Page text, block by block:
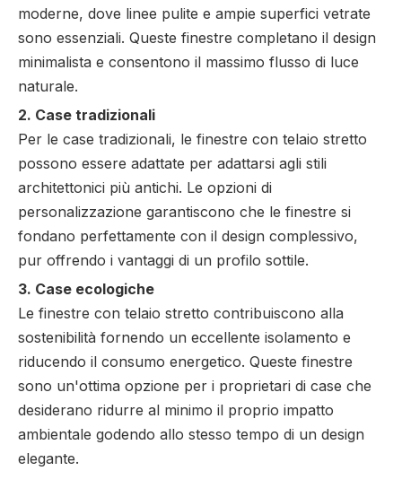
moderne, dove linee pulite e ampie superfici vetrate
sono essenziali. Queste finestre completano il design
minimalista e consentono il massimo flusso di luce
naturale.
2. Case tradizionali
Per le case tradizionali, le finestre con telaio stretto
possono essere adattate per adattarsi agli stili
architettonici più antichi. Le opzioni di
personalizzazione garantiscono che le finestre si
fondano perfettamente con il design complessivo,
pur offrendo i vantaggi di un profilo sottile.
3. Case ecologiche
Le finestre con telaio stretto contribuiscono alla
sostenibilità fornendo un eccellente isolamento e
riducendo il consumo energetico. Queste finestre
sono un'ottima opzione per i proprietari di case che
desiderano ridurre al minimo il proprio impatto
ambientale godendo allo stesso tempo di un design
elegante.